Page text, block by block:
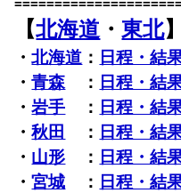
【北海道・東北】
・北海道 ： 日程・結
・青森： 日程・結
・岩手 ： 日程・結
・秋田 ： 日程・結
・ 山形 ： 日程・結
・宮城 ： 日程・結